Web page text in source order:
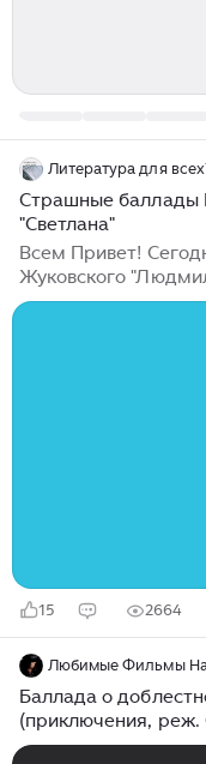
Литература для всех
Страшные баллады
"Светлана"
Всем Привет!
Жуковского
называют
15 2664
Любимые Фильмы
Баллада о
(приключения, реж.